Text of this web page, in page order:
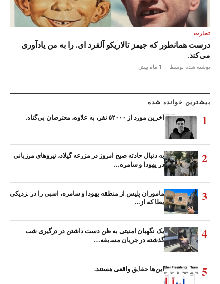
تجارت
درست همانطور که جیمز تالاریکو آلفرد ای. را به من یادآوری
می‌کند.
نوشته شده توسط · 1 ماه پیش
بیشترین خوانده شده
1 آخرین مورد از ۵۲۰۰۰ نفر، به علاوه، معترضان بی‌گناه.
2
به دنبال حادثه صبح امروز در مزرعه گیلاد، نیروهای مرزبانی
در یهودا و سامره…
3
ماموران پلیس از منطقه یهودا و سامره، اسبی را در نزدیکی
یطا که از…
4
یک نگهبان امنیتی به ظن دست داشتن در درگیری شب
گذشته در جریان مسابقه…
5 این‌ها حقایق واقعی هستند.